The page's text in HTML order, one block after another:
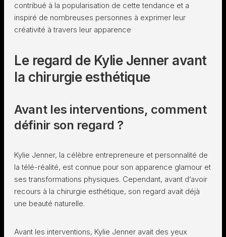
contribué à la popularisation de cette tendance et a
inspiré de nombreuses personnes à exprimer leur
créativité à travers leur apparence
Le regard de Kylie Jenner avant
la chirurgie esthétique
Avant les interventions, comment
définir son regard ?
Kylie Jenner, la célèbre entrepreneure et personnalité de
la télé-réalité, est connue pour son apparence glamour et
ses transformations physiques. Cependant, avant d’avoir
recours à la chirurgie esthétique, son regard avait déjà
une beauté naturelle.
Avant les interventions, Kylie Jenner avait des yeux